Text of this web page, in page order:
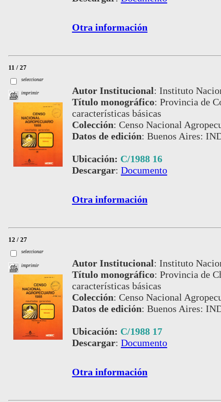
Otra información
11 / 27
seleccionar
imprimir Autor Institucional: Instituto
Título monográfico: Provincia de
características básicas
Colección: Censo Nacional
Datos de edición: Buenos Aires:
Ubicación: C/1988 16
Descargar: Documento
Otra información
12 / 27
seleccionar
imprimir Autor Institucional: Instituto
Título monográfico: Provincia de
características básicas
Colección: Censo Nacional
Datos de edición: Buenos Aires:
Ubicación: C/1988 17
Descargar: Documento
Otra información